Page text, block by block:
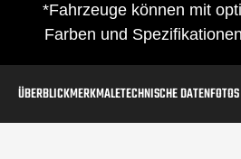
*Fahrzeuge können mit
Farben und
ÜBERBLICKMERKMALETECHNISCHE DATENFOTOS